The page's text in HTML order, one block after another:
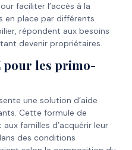
faciliter l’accès à la
en place par différents
répondent aux besoins
devenir propriétaires.
pour les primo-
une solution d’aide
Cette formule de
familles d’acquérir leur
des conditions